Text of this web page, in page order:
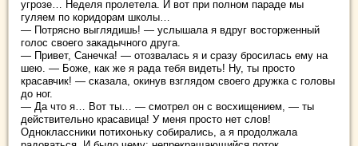
угрозе… Неделя пролетела. И вот при полном параде мы
гуляем по коридорам школы…
— Потрясно выглядишь! — услышала я вдруг восторженный
голос своего закадычного друга.
— Привет, Санечка! — отозвалась я и сразу бросилась ему на
шею. — Боже, как же я рада тебя видеть! Ну, ты просто
красавчик! — сказала, окинув взглядом своего дружка с головы
до ног.
— Да что я… Вот ты… — смотрел он с восхищением, — ты
действительно красавица! У меня просто нет слов!
Одноклассники потихоньку собирались, а я продолжала